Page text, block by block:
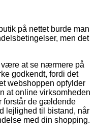
på nettet burde man
men det
være at se nærmere på
godkendt, fordi det
webshoppen opfylder
at online virksomheden
forstår de gældende
lejlighed til bistand, når
med din shopping.